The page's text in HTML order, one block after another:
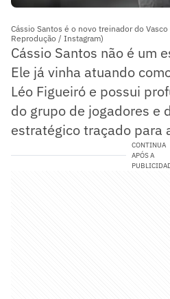
Cássio Santos é o novo treinador do
Reprodução / Instagram)
Cássio Santos não é um
Ele já vinha atuando
Léo Figueiró e possui
do grupo de jogadores e
estratégico traçado para
CONTINUA
APÓS A